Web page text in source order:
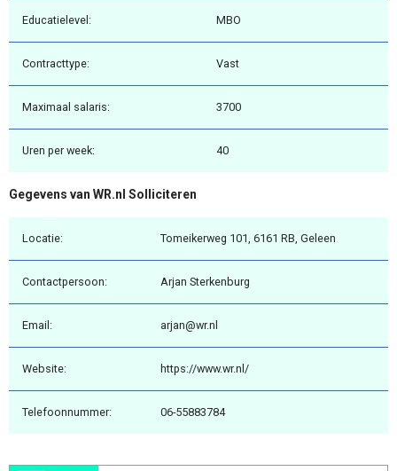
Educatielevel: MBO
Contracttype: Vast
Maximaal salaris: 3700
Uren per week: 40
Gegevens van WR.nl Solliciteren
Locatie: Tomeikerweg 101, 6161 RB, Geleen
Contactpersoon: Arjan Sterkenburg
Email: arjan@wr.nl
Website: https://www.wr.nl/
Telefoonnummer: 06-55883784